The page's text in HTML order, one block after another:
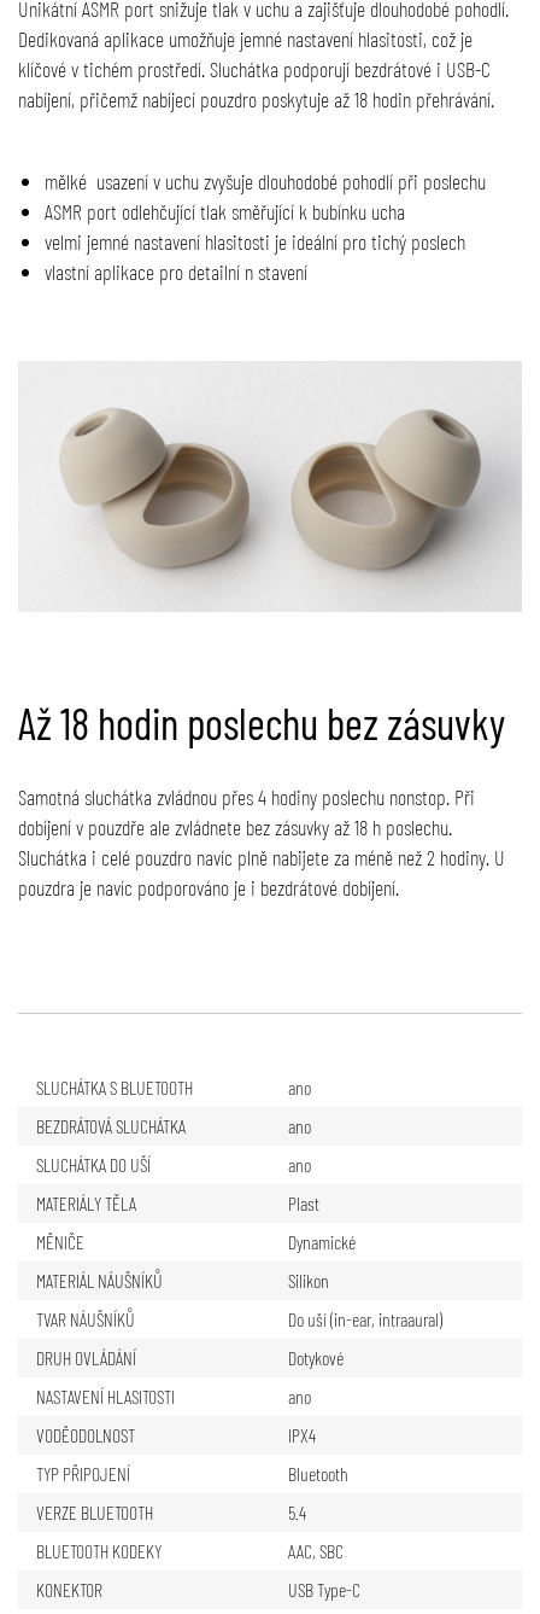
Unikátní ASMR port snižuje tlak v uchu a zajišťuje dlouhodobé pohodlí.
Dedikovaná aplikace umožňuje jemné nastavení hlasitosti, což je
klíčové v tichém prostředí. Sluchátka podporují bezdrátové i USB-C
nabíjení, přičemž nabíjecí pouzdro poskytuje až 18 hodin přehrávání.
mělké usazení v uchu zvyšuje dlouhodobé pohodlí při poslechu
ASMR port odlehčující tlak směřující k bubínku ucha
velmi jemné nastavení hlasitosti je ideální pro tichý poslech
vlastní aplikace pro detailní n stavení
Až 18 hodin poslechu bez zásuvky
Samotná sluchátka zvládnou přes 4 hodiny poslechu nonstop. Při
dobíjení v pouzdře ale zvládnete bez zásuvky až 18 h poslechu.
Sluchátka i celé pouzdro navíc plně nabijete za méně než 2 hodiny. U
pouzdra je navíc podporováno je i bezdrátové dobíjení.
SLUCHÁTKA S BLUETOOTH
ano
BEZDRÁTOVÁ SLUCHÁTKA
ano
SLUCHÁTKA DO UŠÍ
ano
MATERIÁLY TĚLA
Plast
MĚNIČE
Dynamické
MATERIÁL NÁUŠNÍKŮ
Silikon
TVAR NÁUŠNÍKŮ
Do uší (in-ear, intraaural)
DRUH OVLÁDÁNÍ
Dotykové
NASTAVENÍ HLASITOSTI
ano
VODĚODOLNOST
IPX4
TYP PŘIPOJENÍ
Bluetooth
VERZE BLUETOOTH
5.4
BLUETOOTH KODEKY
AAC, SBC
KONEKTOR
USB Type-C